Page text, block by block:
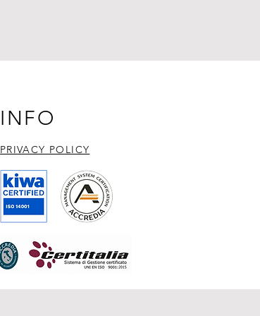
INFO
PRIVACY POLICY​